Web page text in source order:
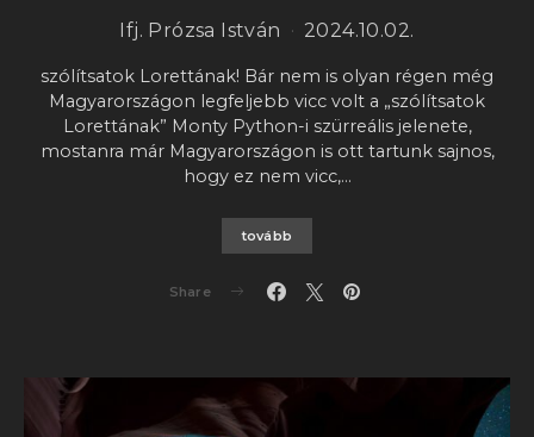
Ifj. Prózsa István 2024.10.02.
szólítsatok Lorettának! Bár nem is olyan régen még
Magyarországon legfeljebb vicc volt a „szólítsatok
Lorettának” Monty Python-i szürreális jelenete,
mostanra már Magyarországon is ott tartunk sajnos,
hogy ez nem vicc,…
tovább
Share